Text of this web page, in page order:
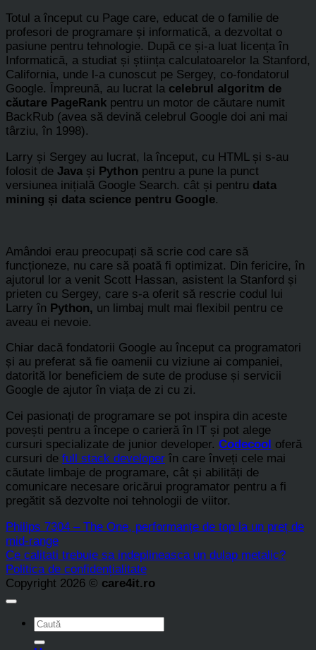
Totul a început cu Page care, educat de o familie de
profesori de programare și informatică, a dezvoltat o
pasiune pentru tehnologie. După ce și-a luat licența în
Informatică, a studiat și știința calculatoarelor la Stanford,
California, unde l-a cunoscut pe Sergey, co-fondatorul
Google. Împreună, au lucrat la celebrul algoritm de
căutare PageRank pentru un motor de căutare numit
BackRub (avea să devină celebrul Google doi ani mai
târziu, în 1998).
Larry și Sergey au lucrat, la început, cu HTML și s-au
folosit de Java și Python pentru a pune la punct
versiunea inițială Google Search. cât și pentru data
mining și data science pentru Google.
Amândoi erau preocupați să scrie cod care să
funcționeze, nu care să poată fi optimizat. Din fericire, în
ajutorul lor a venit Scott Hassan, asistent la Stanford și
prieten cu Sergey, care s-a oferit să rescrie codul lui
Larry în Python, un limbaj mult mai flexibil pentru ce
aveau ei nevoie.
Chiar dacă fondatorii Google au început ca programatori
și au preferat să fie oamenii cu viziune ai companiei,
datorită lor beneficiem de sute de produse și servicii
Google de ajutor în viața de zi cu zi.
Cei pasionați de programare se pot inspira din aceste
povești pentru a începe o carieră în IT și pot alege
cursuri specializate de junior developer. Codecool oferă
cursuri de full stack developer în care înveți cele mai
căutate limbaje de programare, cât și abilități de
comunicare necesare oricărui programator pentru a fi
pregătit să dezvolte noi tehnologii de viitor.
Philips 7304 – The One, performanțe de top la un preț de
mid-range
Ce calitati trebuie sa indeplineasca un dulap metalic?
Politica de confidențialitate
Copyright 2026 © care4it.ro